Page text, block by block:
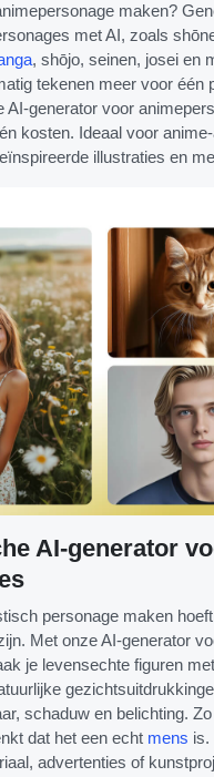
maken?
met AI, zoals
, shōjo, seinen, josei en
tekenen meer voor één
AI-generator voor
kosten. Ideaal voor
illustraties en
AI-generator
personage maken
Met onze AI-generator
je levensechte figuren
schaduw en belichting.
dat het een echt mens is.
advertenties of